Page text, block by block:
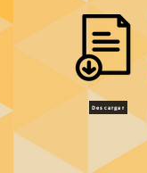
Descargar